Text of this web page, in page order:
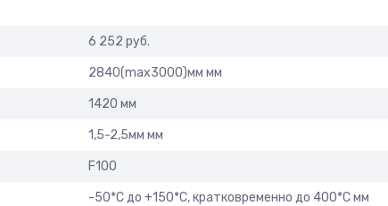
6 252 руб.
2840(max3000)мм мм
1420 мм
1,5-2,5мм мм
F100
-50*С до +150*С, кратковременно до 400*C мм